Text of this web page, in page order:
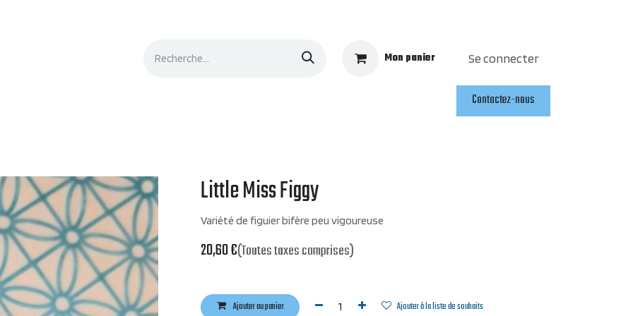
Mon panier Se connecter
Contactez-nous
Little Miss Figgy
Variété de figuier bifère peu vigoureuse
20,60€(Toutes taxes comprises)
Ajouter au panier Ajouter à la liste de souhaits